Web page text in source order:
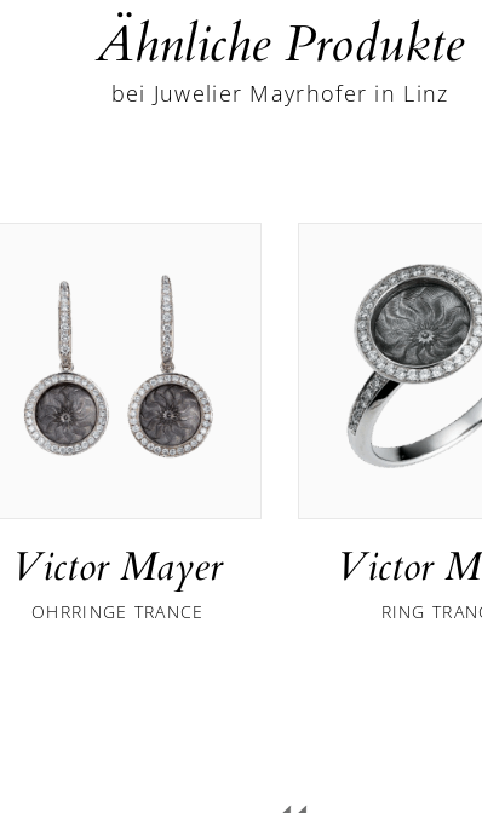
Ähnliche Produkte
bei Juwelier Mayrhofer in Linz
Victor Mayer
OHRRINGE TRANCE
Victor
RING